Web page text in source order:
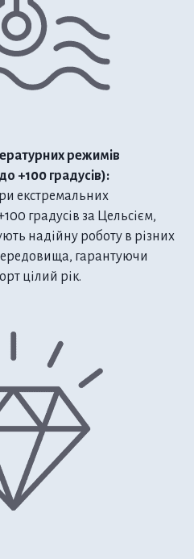
режимів
+100 градусів):
екстремальних
градусів за Цельсієм,
надійну роботу в різних
гарантуючи
цілий рік.